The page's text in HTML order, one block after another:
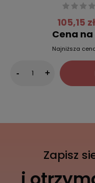
105,15 zł
Cena
Najniższa
- +
Zapisz